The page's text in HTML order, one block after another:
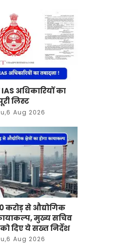
अधिकारियों का
लिस्ट
Aug 2026
करोड़ से औद्योगिक
कायाकल्प, मुख्य सचिव
दिए ये सख्त निर्देश
Aug 2026